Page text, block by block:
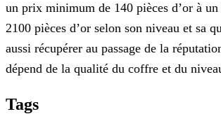
un prix minimum de 140 pièces d’or à
2100 pièces d’or selon son niveau et sa
aussi récupérer au passage de la
dépend de la qualité du coffre et du
Tags